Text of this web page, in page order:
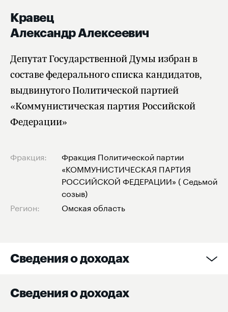
Кравец
Александр Алексеевич
Депутат Государственной Думы избран в
составе федерального списка кандидатов,
выдвинутого Политической партией
«Коммунистическая партия Российской
Федерации»
Фракция:
Фракция Политической партии
«КОММУНИСТИЧЕСКАЯ ПАРТИЯ
РОССИЙСКОЙ ФЕДЕРАЦИИ» ( Седьмой
созыв)
Регион:
Омская область
Сведения о доходах
Сведения о доходах